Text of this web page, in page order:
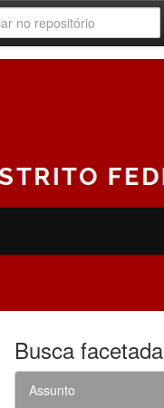
Busca facetada
Assunto